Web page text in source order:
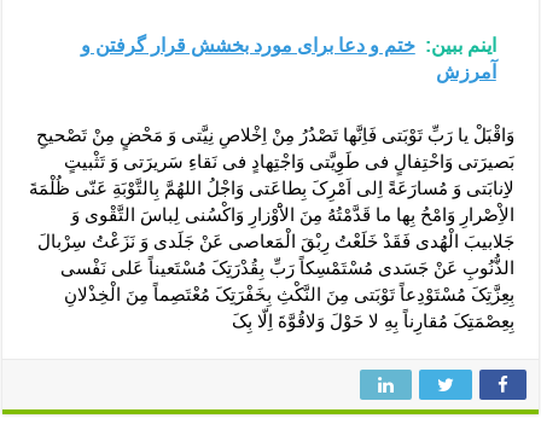
اینم ببین: ختم و دعا برای مورد بخشش قرار گرفتن و
آمرزش
وَاقْبَلْ یا رَبِّ تَوْبَتى فَاِنَّها تَصْدُرُ مِنْ اِخْلاصِ نِیَّتى وَ مَحْضٍ مِنْ تَصْحیحِ
بَصیرَتى وَاحْتِفالٍ فى طَوِیَّتى وَاجْتِهادٍ فى نَقاءِ سَریرَتى وَ تَثْبیتٍ
لاِِنابَتى وَ مُسارَعَةً اِلى اَمْرِکَ بِطاعَتى وَاجْلُ اللهُمَّ بِالتَّوْبَةِ عَنّى ظُلْمَةَ
الاِْصْرارِ وَامْحُ بِها ما قَدَّمْتُهُ مِنَ الاَْوْزارِ وَاکْسُنى لِباسَ التَّقْوى وَ
جَلابیبَ الْهُدى فَقَدْ خَلَعْتُ رِبْقَ الْمَعاصى عَنْ جَلَدى وَ نَزَعْتُ سِرْبالَ
الذُّنُوبِ عَنْ جَسَدى مُسْتَمْسِکاً رَبِّ بِقُدْرَتِکَ مُسْتَعیناً عَلى نَفْسى
بِعِزَّتِکَ مُسْتَوْدِعاً تَوْبَتى مِنَ النَّکْثِ بِخَفْرَتِکَ مُعْتَصِماً مِنَ الْخِذْلانِ
بِعِصْمَتِکَ مُقارِناً بِهِ لا حَوْلَ وَلاقُوَّةَ اِلّا بِکَ